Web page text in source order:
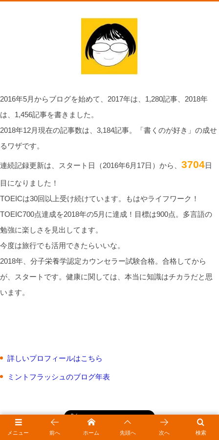
2016年5月からブログを始めて、2017年は、1,280記事、2018年
は、1,456記事を書きました。
2018年12月現在の記事数は、3,184記事。「書くのが好き」の成せ
るワザです。
連続記録更新は、スタート日（2016年6月17日）から、 3704日
目になりました！
TOEICは30回以上受け続けています。もはやライフワーク！
TOEIC700点達成を2018年の5月に達成！目標は900点。多言語の
勉強に楽しさを見出してます。
今度は旅行でも活用できたらいいな。
2018年、分子栄養学認定カウンセラー試験合格。合格してから
が、スタートです。健康に関しては、本当に知識はチカラだと思
います。
詳しいプロフィールはこちら
ミントフラッシュのブログ年表
メニュー 検索
前へ ホーム 先頭へ 次へ